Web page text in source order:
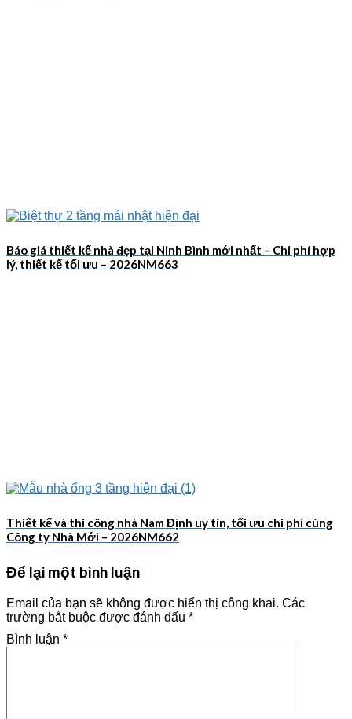
Báo giá thiết kế nhà đẹp tại Ninh Bình mới nhất – Chi phí hợp
lý, thiết kế tối ưu – 2026NM663
Thiết kế và thi công nhà Nam Định uy tín, tối ưu chi phí cùng
Công ty Nhà Mới – 2026NM662
Để lại một bình luận
Email của bạn sẽ không được hiển thị công khai. Các
trường bắt buộc được đánh dấu *
Bình luận *